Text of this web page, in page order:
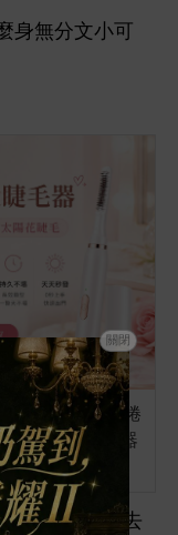
無分文
毛夾 電動睫毛捲
睫毛電熱捲翹器
，媽媽便
關閉